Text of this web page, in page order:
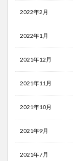
2022年2月
2022年1月
2021年12月
2021年11月
2021年10月
2021年9月
2021年7月